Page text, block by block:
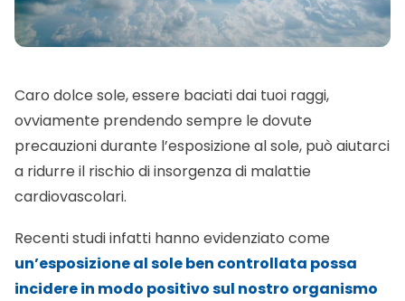
Caro dolce sole, essere baciati dai tuoi raggi,
ovviamente prendendo sempre le dovute
precauzioni durante l’esposizione al sole, può aiutarci
a ridurre il rischio di insorgenza di malattie
cardiovascolari.
Recenti studi infatti hanno evidenziato come
un’esposizione al sole ben controllata possa
incidere in modo positivo sul nostro organismo